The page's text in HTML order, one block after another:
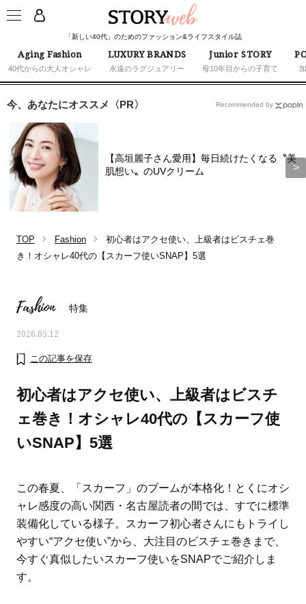
「新しい40代」のためのファッション&ライフスタイル誌
Aging Fashion
40代からの大人オシャレ
LUXURY BRANDS
永遠のラグジュアリー
Junior STORY
母10年目からの子育て
ママとパパに贈る「ジェンダーレ
ス学」
人気の40代髪型・ヘア
タログ
今、あなたにオススメ〈PR〉
【高垣麗子さん愛用】毎日続けたくなる〝美
肌想い〟のUVクリーム
Recommended by
TOP Fashion
初心者はアクセ使い、上級者はビスチェ巻
き！オシャレ40代の【スカーフ使いSNAP】5選
Fashion 特集
2026.05.12
この記事を保存
初心者はアクセ使い、上級者はビスチ
ェ巻き！オシャレ40代の【スカーフ使
いSNAP】5選
この春夏、「スカーフ」のブームが本格化！とくにオシ
ャレ感度の高い関西・名古屋読者の間では、すでに標準
装備化している様子。スカーフ初心者さんにもトライし
やすい“アクセ使い”から、大注目のビスチェ巻きまで、
今すぐ真似したいスカーフ使いをSNAPでご紹介しま
す。